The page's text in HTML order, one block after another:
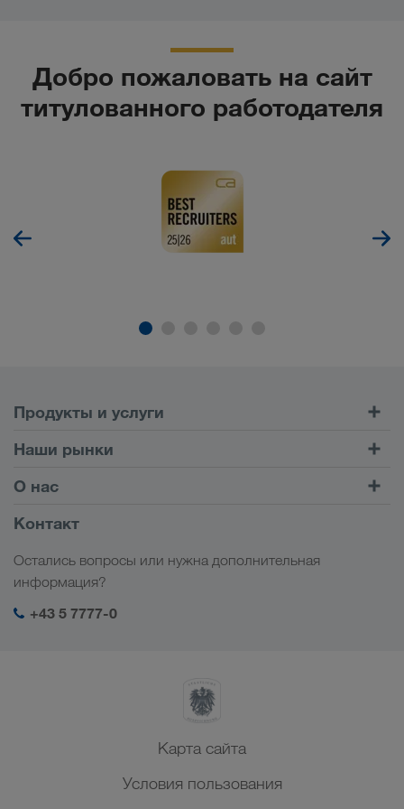
Добро пожаловать на сайт
титулованного работодателя
Продукты и услуги
Клиентский портал CONNECT
Цифровые решения
Мой вход в систему LKW WALTER
Наши рынки
Европа
Кавказ
Центральная Азия
Ближний Восток
Северная Африка
О нас
Социальная ответственность
Контакт
Остались вопросы или нужна дополнительная
информация?
+43 5 7777-0
Карта сайта
Условия пользования